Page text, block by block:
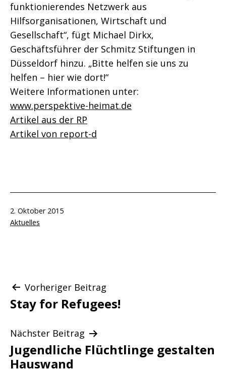
funktionierendes Netzwerk aus
Hilfsorganisationen, Wirtschaft und
Gesellschaft“, fügt Michael Dirkx,
Geschäftsführer der Schmitz Stiftungen in
Düsseldorf hinzu. „Bitte helfen sie uns zu
helfen – hier wie dort!“
Weitere Informationen unter:
www.perspektive-heimat.de
Artikel aus der RP
Artikel von report-d
Veröffentlicht
am
2. Oktober 2015
Kategorisiert
Aktuelles
Beitragsnavigation
Vorheriger Beitrag
Stay for Refugees!
Nächster Beitrag
Jugendliche Flüchtlinge gestalten
Hauswand